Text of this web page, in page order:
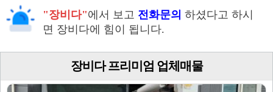
"장비다"에서 보고 전화문의 하셨다고 하시
면 장비다에 힘이 됩니다.
장비다 프리미엄 업체매물